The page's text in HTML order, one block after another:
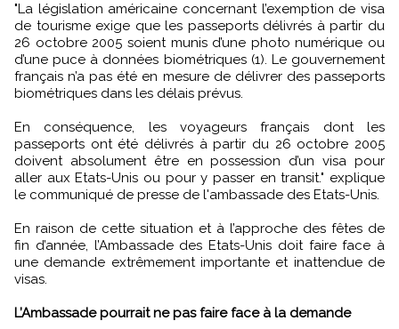
"La législation américaine concernant l’exemption de visa
de tourisme exige que les passeports délivrés à partir du
26 octobre 2005 soient munis d’une photo numérique ou
d’une puce à données biométriques (1). Le gouvernement
français n’a pas été en mesure de délivrer des passeports
biométriques dans les délais prévus.
En conséquence, les voyageurs français dont les
passeports ont été délivrés à partir du 26 octobre 2005
doivent absolument être en possession d’un visa pour
aller aux Etats-Unis ou pour y passer en transit." explique
le communiqué de presse de l'ambassade des Etats-Unis.
En raison de cette situation et à l’approche des fêtes de
fin d’année, l’Ambassade des Etats-Unis doit faire face à
une demande extrêmement importante et inattendue de
visas.
L’Ambassade pourrait ne pas faire face à la demande